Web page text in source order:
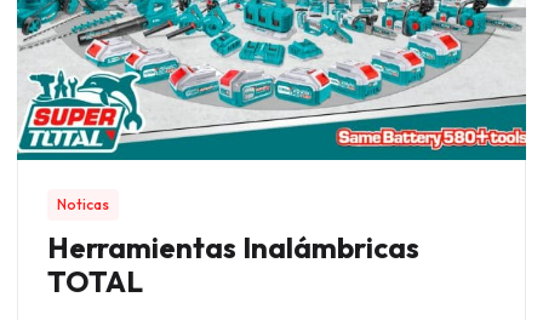
Noticas
Herramientas Inalámbricas
TOTAL